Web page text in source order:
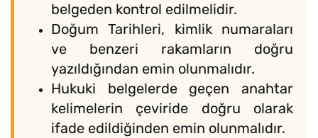
belgeden kontrol edilmelidir.
Doğum Tarihleri, kimlik numaraları
ve benzeri rakamların doğru
yazıldığından emin olunmalıdır.
Hukuki belgelerde geçen anahtar
kelimelerin çeviride doğru olarak
ifade edildiğinden emin olunmalıdır.